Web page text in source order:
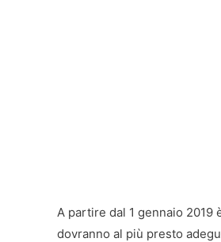
A partire dal 1 gennaio 2019
dovranno al più presto